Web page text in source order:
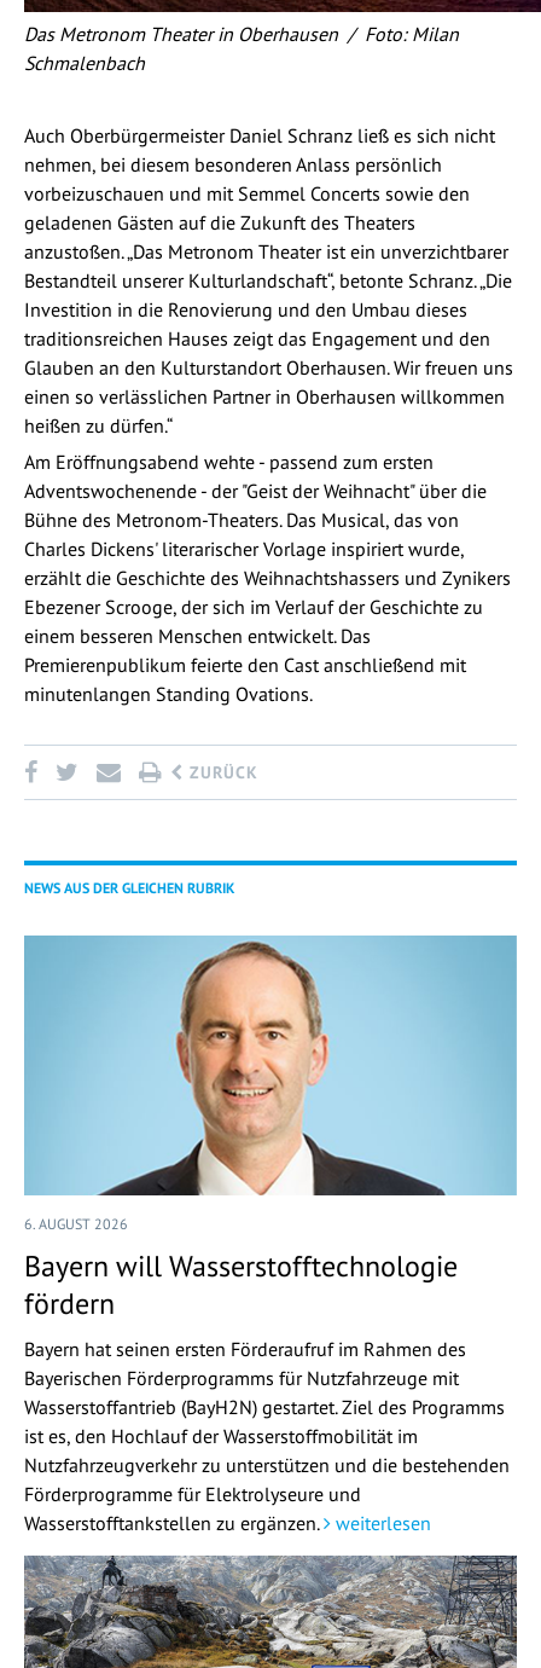
Das Metronom Theater in Oberhausen / Foto: Milan
Schmalenbach
Auch Oberbürgermeister Daniel Schranz ließ es sich nicht
nehmen, bei diesem besonderen Anlass persönlich
vorbeizuschauen und mit Semmel Concerts sowie den
geladenen Gästen auf die Zukunft des Theaters
anzustoßen. „Das Metronom Theater ist ein unverzichtbarer
Bestandteil unserer Kulturlandschaft“, betonte Schranz. „Die
Investition in die Renovierung und den Umbau dieses
traditionsreichen Hauses zeigt das Engagement und den
Glauben an den Kulturstandort Oberhausen. Wir freuen uns
einen so verlässlichen Partner in Oberhausen willkommen
heißen zu dürfen.“
Am Eröffnungsabend wehte - passend zum ersten
Adventswochenende - der "Geist der Weihnacht" über die
Bühne des Metronom-Theaters. Das Musical, das von
Charles Dickens' literarischer Vorlage inspiriert wurde,
erzählt die Geschichte des Weihnachtshassers und Zynikers
Ebezener Scrooge, der sich im Verlauf der Geschichte zu
einem besseren Menschen entwickelt. Das
Premierenpublikum feierte den Cast anschließend mit
minutenlangen Standing Ovations.
ZURÜCK
NEWS AUS DER GLEICHEN RUBRIK
6. AUGUST 2026
Bayern will Wasserstofftechnologie
fördern
Bayern hat seinen ersten Förderaufruf im Rahmen des
Bayerischen Förderprogramms für Nutzfahrzeuge mit
Wasserstoffantrieb (BayH2N) gestartet. Ziel des Programms
ist es, den Hochlauf der Wasserstoffmobilität im
Nutzfahrzeugverkehr zu unterstützen und die bestehenden
Förderprogramme für Elektrolyseure und
Wasserstofftankstellen zu ergänzen.
weiterlesen